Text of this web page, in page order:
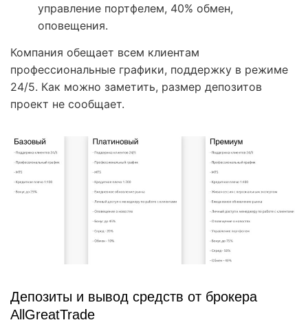
управление портфелем, 40% обмен,
оповещения.
Компания обещает всем клиентам
профессиональные графики, поддержку в режиме
24/5. Как можно заметить, размер депозитов
проект не сообщает.
Депозиты и вывод средств от брокера
AllGreatTrade